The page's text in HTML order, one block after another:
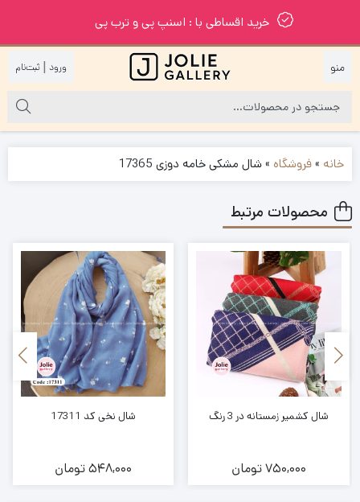
خرید اقساطی با : اسنپ پی و ترب پی
|
خانه »فروشگاه »شال مشکی خامه دوزی 17365
محصولات مرتبط
شال کشمیر زمستانه در 3 رنگ
750,000تومان
شال نخی کد 17311
548,000تومان